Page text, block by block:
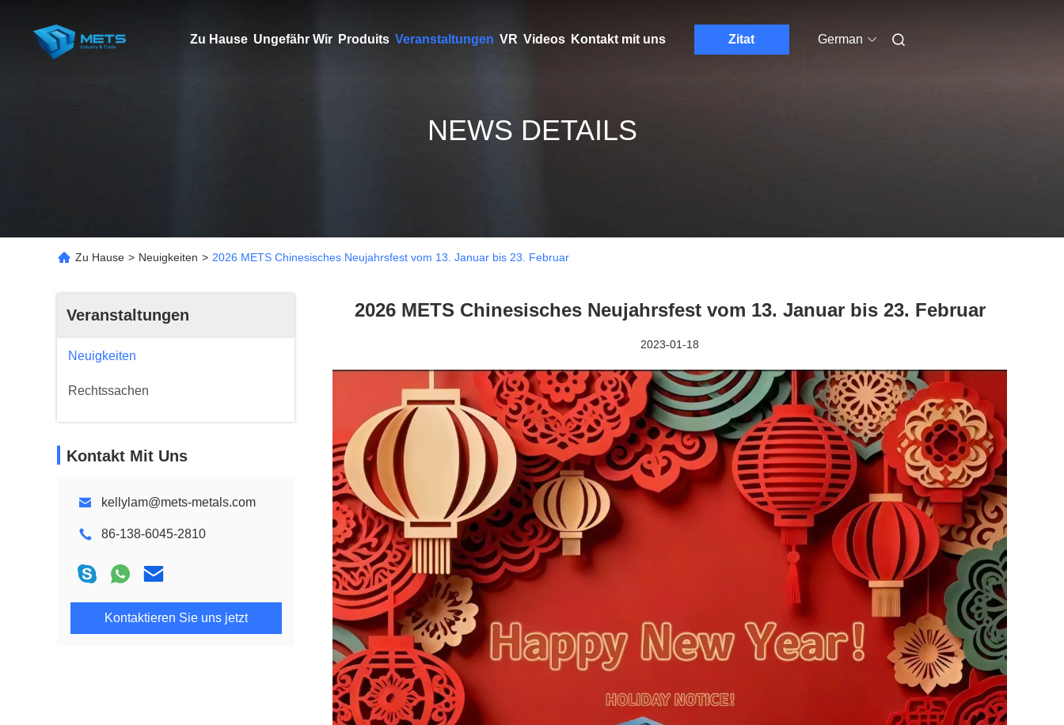
Zu Hause Ungefähr Wir Produits Veranstaltungen VR Videos Kontakt mit uns Zitat German
NEWS DETAILS
Zu Hause > Neuigkeiten > 2026 METS Chinesisches Neujahrsfest vom 13. Januar bis 23. Februar
Veranstaltungen
Neuigkeiten
Rechtssachen
Kontakt Mit Uns
kellylam@mets-metals.com
86-138-6045-2810
Kontaktieren Sie uns jetzt
2026 METS Chinesisches Neujahrsfest vom 13. Januar bis 23. Februar
2023-01-18